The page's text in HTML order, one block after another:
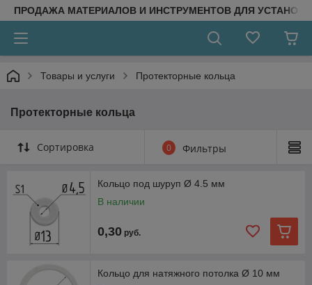
ПРОДАЖА МАТЕРИАЛОВ И ИНСТРУМЕНТОВ ДЛЯ
Товары и услуги Протекторные кольца
Протекторные кольца
Сортировка 0 Фильтры
Кольцо под шуруп Ø 4.5 мм
В наличии
0,30 руб.
Кольцо для натяжного потолка Ø 10 мм